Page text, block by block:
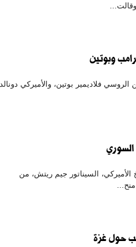
وبوتين
فلاديمير بوتين، والأميركي دونالد
السوري
السيناتور جيم ريتش، من
حول غزة